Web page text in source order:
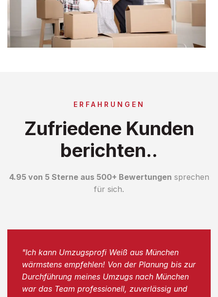
ERFAHRUNGEN
Zufriedene Kunden
berichten..
4.95 von 5 Sterne aus 500+ Bewertungen sprechen
für sich.
"Ich kann Umzugsprofi Weiß aus München
wärmstens empfehlen! Von der Planung bis zur
Durchführung meines Umzugs nach München
war das Team professionell, zuverlässig und